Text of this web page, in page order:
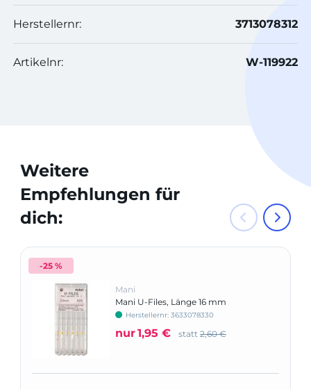
Herstellernr: 3713078312
Artikelnr: W-119922
Weitere
Empfehlungen für
dich:
-25 %
Mani
Mani U-Files, Länge 16 mm
Herstellernr: 3633078330
nur1,95 € statt 2,60 €